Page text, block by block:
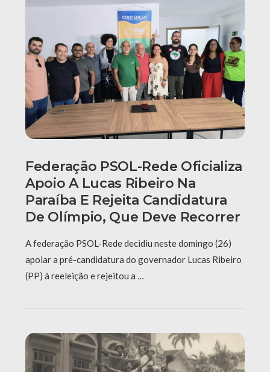
Federação PSOL-Rede Oficializa
Apoio A Lucas Ribeiro Na
Paraíba E Rejeita Candidatura
De Olímpio, Que Deve Recorrer
A federação PSOL-Rede decidiu neste domingo (26)
apoiar a pré-candidatura do governador Lucas Ribeiro
(PP) à reeleição e rejeitou a …